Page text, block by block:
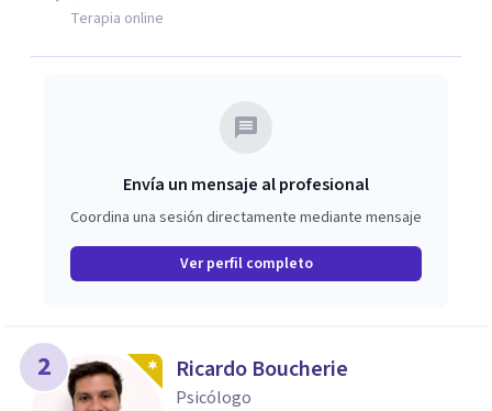
Terapia online
Envía un mensaje al profesional
Coordina una sesión directamente mediante mensaje
Ver perfil completo
2 Ricardo Boucherie
Psicólogo